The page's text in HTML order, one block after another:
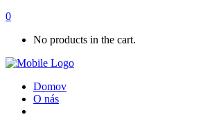
0
No products in the cart.
Domov
O nás